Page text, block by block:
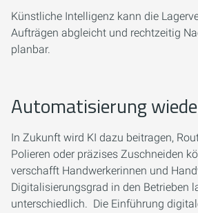
Künstliche Intelligenz kann die
Aufträgen abgleicht und rechtzeitig
planbar.
Automatisierung
In Zukunft wird KI dazu beitragen,
Polieren oder präzises Zuschneiden
verschafft Handwerkerinnen und
Digitalisierungsgrad in den Betrieben
unterschiedlich. Die Einführung